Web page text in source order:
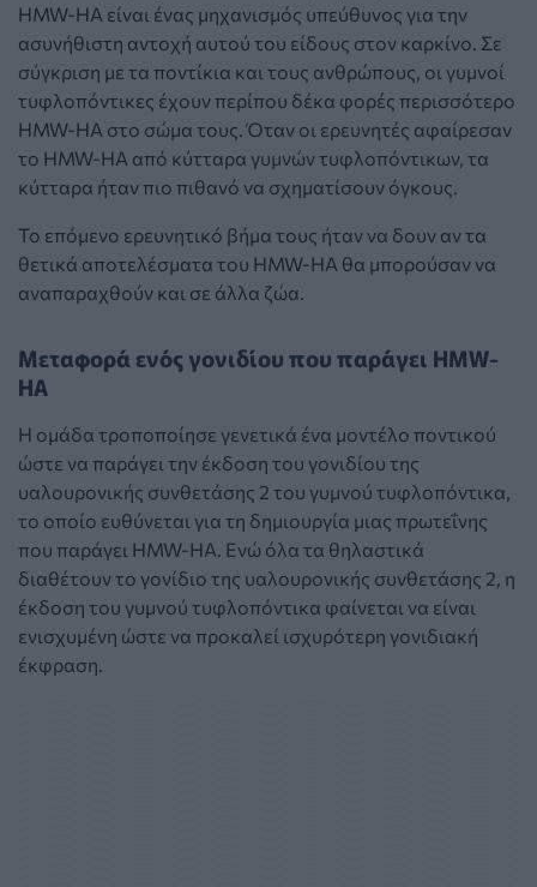
HMW-HA είναι ένας μηχανισμός υπεύθυνος για την
ασυνήθιστη αντοχή αυτού του είδους στον καρκίνο. Σε
σύγκριση με τα ποντίκια και τους ανθρώπους, οι γυμνοί
τυφλοπόντικες έχουν περίπου δέκα φορές περισσότερο
HMW-HA στο σώμα τους. Όταν οι ερευνητές αφαίρεσαν
το HMW-HA από κύτταρα γυμνών τυφλοπόντικων, τα
κύτταρα ήταν πιο πιθανό να σχηματίσουν όγκους.
Το επόμενο ερευνητικό βήμα τους ήταν να δουν αν τα
θετικά αποτελέσματα του HMW-HA θα μπορούσαν να
αναπαραχθούν και σε άλλα ζώα.
Μεταφορά ενός γονιδίου που παράγει HMW-
HA
Η ομάδα τροποποίησε γενετικά ένα μοντέλο ποντικού
ώστε να παράγει την έκδοση του γονιδίου της
υαλουρονικής συνθετάσης 2 του γυμνού τυφλοπόντικα,
το οποίο ευθύνεται για τη δημιουργία μιας πρωτεΐνης
που παράγει HMW-HA. Ενώ όλα τα θηλαστικά
διαθέτουν το γονίδιο της υαλουρονικής συνθετάσης 2, η
έκδοση του γυμνού τυφλοπόντικα φαίνεται να είναι
ενισχυμένη ώστε να προκαλεί ισχυρότερη γονιδιακή
έκφραση.